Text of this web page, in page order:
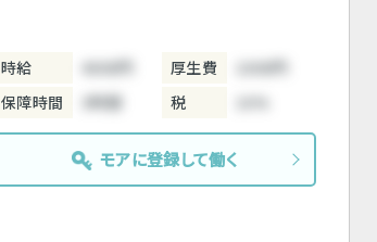
時給 4000円 厚生費
1000円
保障時間
3時間 税
モアに登録して働く